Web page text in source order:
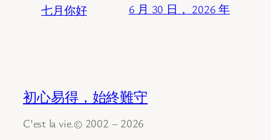
七月你好 6 月 30 日， 2026 年
初心易得，始終難守
C'est la vie.© 2002 – 2026